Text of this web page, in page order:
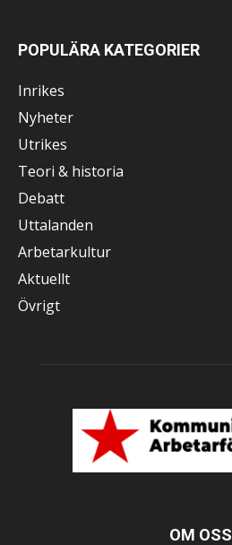
POPULÄRA KATEGORIER
Inrikes
Nyheter
Utrikes
Teori & historia
Debatt
Uttalanden
Arbetarkultur
Aktuellt
Övrigt
OM OSS